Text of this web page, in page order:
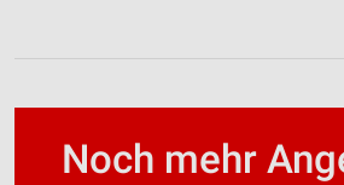
Noch mehr